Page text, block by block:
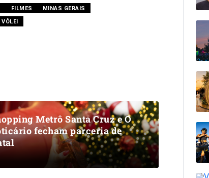
FILMES
MINAS GERAIS
VÔLEI
Metrô Santa Cruz e O
fecham parceria de